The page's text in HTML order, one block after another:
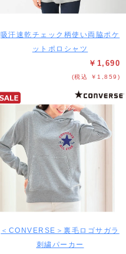
吸汗速乾チェック柄使い両脇ポケ
ットポロシャツ
￥1,690
(税込 ￥1,859)
＜CONVERSE＞裏毛ロゴサガラ
刺繍パーカー